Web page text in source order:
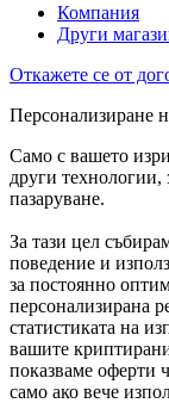
Компания
Други
Откажете се от
Персонализиране
Само с вашето
други
пазаруване.
За тази цел
поведение и
за постоянно
персонализирана
статистиката на
вашите
показваме оферти
само ако вече